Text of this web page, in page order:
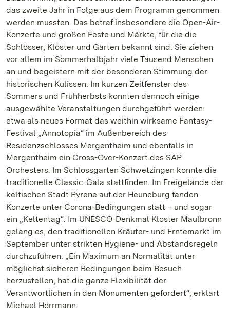
das zweite Jahr in Folge aus dem Programm genommen
werden mussten. Das betraf insbesondere die Open-Air-
Konzerte und großen Feste und Märkte, für die die
Schlösser, Klöster und Gärten bekannt sind. Sie ziehen
vor allem im Sommerhalbjahr viele Tausend Menschen
an und begeistern mit der besonderen Stimmung der
historischen Kulissen. Im kurzen Zeitfenster des
Sommers und Frühherbsts konnten dennoch einige
ausgewählte Veranstaltungen durchgeführt werden:
etwa als neues Format das weithin wirksame Fantasy-
Festival „Annotopia“ im Außenbereich des
Residenzschlosses Mergentheim und ebenfalls in
Mergentheim ein Cross-Over-Konzert des SAP
Orchesters. Im Schlossgarten Schwetzingen konnte die
traditionelle Classic-Gala stattfinden. Im Freigelände der
keltischen Stadt Pyrene auf der Heuneburg fanden
Konzerte unter Corona-Bedingungen statt – und sogar
ein „Keltentag“. Im UNESCO-Denkmal Kloster Maulbronn
gelang es, den traditionellen Kräuter- und Erntemarkt im
September unter strikten Hygiene- und Abstandsregeln
durchzuführen. „Ein Maximum an Normalität unter
möglichst sicheren Bedingungen beim Besuch
herzustellen, hat die ganze Flexibilität der
Verantwortlichen in den Monumenten gefordert“, erklärt
Michael Hörrmann.